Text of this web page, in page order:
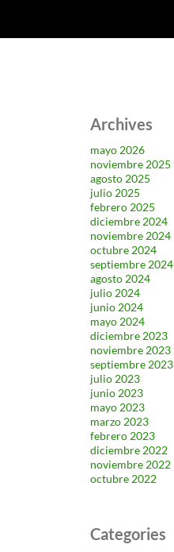
Archives
mayo 2026
noviembre 2025
agosto 2025
julio 2025
febrero 2025
diciembre 2024
noviembre 2024
octubre 2024
septiembre 2024
agosto 2024
julio 2024
junio 2024
mayo 2024
diciembre 2023
noviembre 2023
septiembre 2023
julio 2023
junio 2023
mayo 2023
marzo 2023
febrero 2023
diciembre 2022
noviembre 2022
octubre 2022
Categories